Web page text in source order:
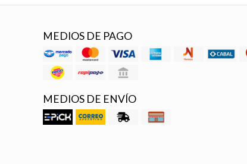
MEDIOS DE PAGO
MEDIOS DE ENVÍO